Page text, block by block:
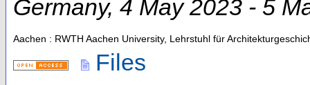
Germany, 4 May 2023 - 5
Aachen : RWTH Aachen University, Lehrstuhl für
Files